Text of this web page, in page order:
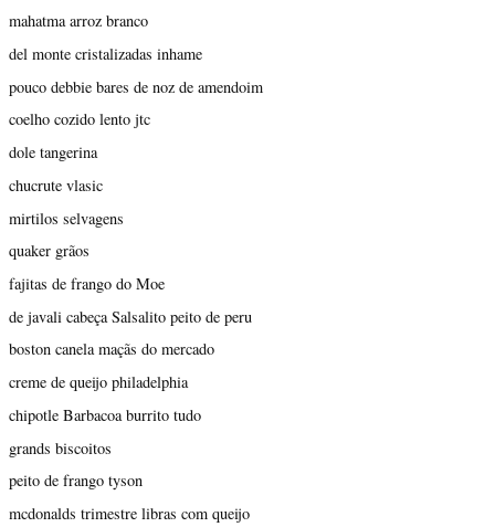
mahatma arroz branco
del monte cristalizadas inhame
pouco debbie bares de noz de amendoim
coelho cozido lento jtc
dole tangerina
chucrute vlasic
mirtilos selvagens
quaker grãos
fajitas de frango do Moe
de javali cabeça Salsalito peito de peru
boston canela maçãs do mercado
creme de queijo philadelphia
chipotle Barbacoa burrito tudo
grands biscoitos
peito de frango tyson
mcdonalds trimestre libras com queijo